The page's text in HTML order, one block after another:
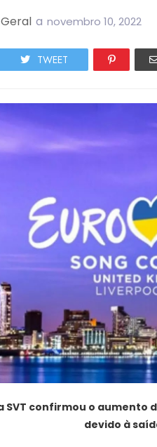
a novembro 10, 2022
TWEET
SVT confirmou o aumento
devido à